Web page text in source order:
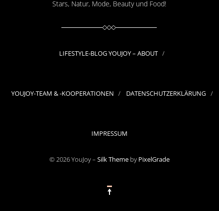
Stars, Natur, Mode, Beauty und Food!
LIFESTYLE-BLOG YOUJOY – ABOUT
YOUJOY-TEAM & -KOOPERATIONEN DATENSCHUTZERKLÄRUNG
IMPRESSUM
© 2026 YouJoy – Silk Theme by PixelGrade